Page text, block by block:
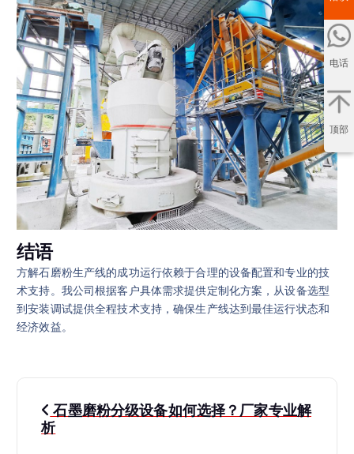
结语
方解石磨粉生产线的成功运行依赖于合理的设备配置和专业的技
术支持。我公司根据客户具体需求提供定制化方案，从设备选型
到安装调试提供全程技术支持，确保生产线达到最佳运行状态和
经济效益。
文
章
石墨磨粉分级设备如何选择？厂家专业解
析
电话
顶部